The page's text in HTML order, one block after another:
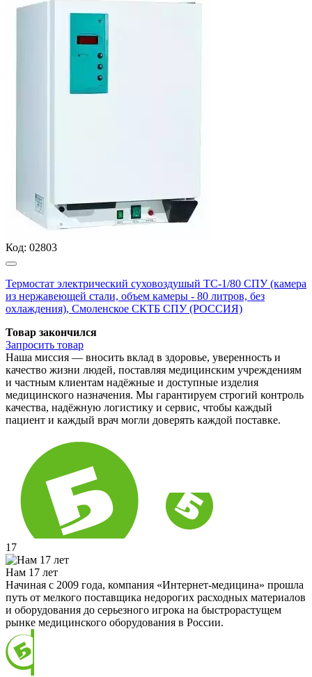
Код: 02803
Термостат электрический суховоздушый ТС-1/80 СПУ (камера
из нержавеющей стали, объем камеры - 80 литров, без
охлаждения), Смоленское СКТБ СПУ (РОССИЯ)
Товар закончился
Запросить товар
Наша миссия — вносить вклад в здоровье, уверенность и
качество жизни людей, поставляя медицинским учреждениям
и частным клиентам надёжные и доступные изделия
медицинского назначения. Мы гарантируем строгий контроль
качества, надёжную логистику и сервис, чтобы каждый
пациент и каждый врач могли доверять каждой поставке.
17
Нам 17 лет
Начиная с 2009 года, компания «Интернет-медицина» прошла
путь от мелкого поставщика недорогих расходных материалов
и оборудования до серьезного игрока на быстрорастущем
рынке медицинского оборудования в России.